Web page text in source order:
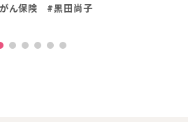
ん保険
#黒田尚子